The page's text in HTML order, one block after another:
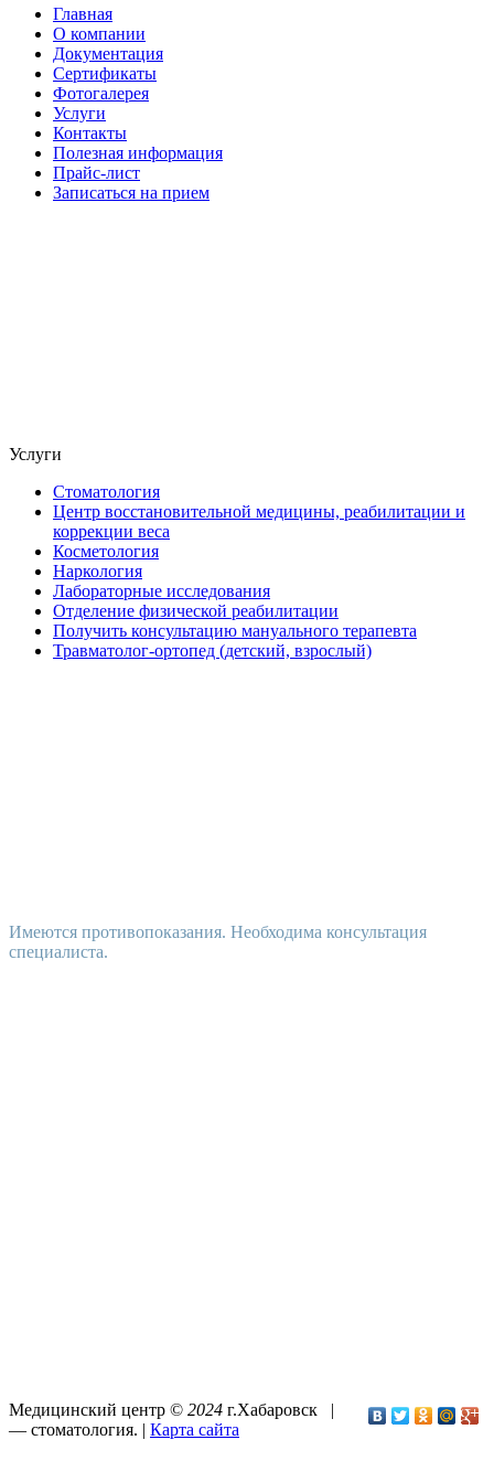
Главная
О компании
Документация
Сертификаты
Фотогалерея
Услуги
Контакты
Полезная информация
Прайс-лист
Записаться на прием
Услуги
Стоматология
Центр восстановительной медицины, реабилитации и
коррекции веса
Косметология
Наркология
Лабораторные исследования
Отделение физической реабилитации
Получить консультацию мануального терапевта
Травматолог-ортопед (детский, взрослый)
Имеются противопоказания. Необходима консультация
специалиста.
Медицинский центр © 2024 г.Хабаровск |
— стоматология. | Карта сайта